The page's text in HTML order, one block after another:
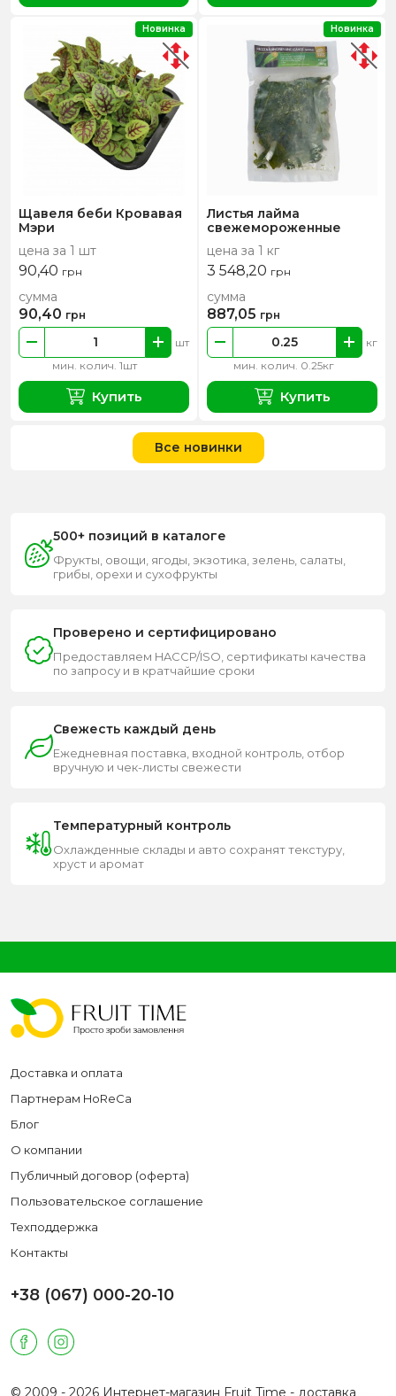
Щавеля беби Кровавая
Мэри
цена за 1 шт
90,40 грн
мин. колич. 1шт
шт
сумма
90,40 грн
Купить
Новинка
Листья лайма
свежемороженные
цена за 1 кг
3 548,20 грн
мин. колич. 0.25кг
кг
сумма
887,05 грн
Купить
Новинка
Все новинки
500+ позиций в каталоге
Фрукты, овощи, ягоды, экзотика, зелень, салаты,
грибы, орехи и сухофрукты
Проверено и сертифицировано
Предоставляем HACCP/ISO, сертификаты качества
по запросу и в кратчайшие сроки
Свежесть каждый день
Ежедневная поставка, входной контроль, отбор
вручную и чек-листы свежести
Температурный контроль
Охлажденные склады и авто сохранят текстуру,
хруст и аромат
Доставка и оплата
Партнерам HoReCa
Блог
О компании
Публичный договор (оферта)
Пользовательское соглашение
Техподдержка
Контакты
+38 (067) 000-20-10
© 2009 - 2026 Интернет-магазин Fruit Time - доставка